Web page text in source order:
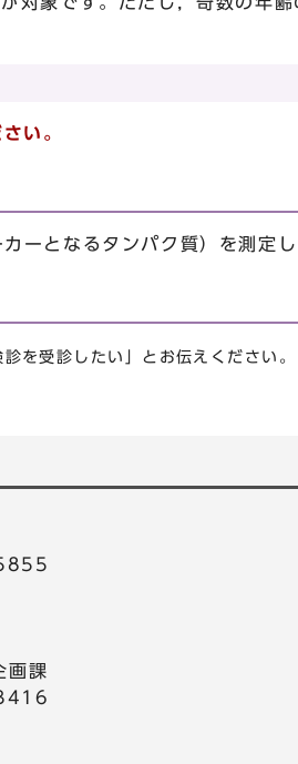
い。
ーとなるタンパク質）を測定
を受診したい」とお伝えください。
画課